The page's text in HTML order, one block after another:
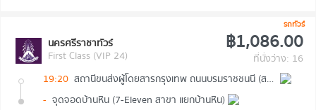
รถทัวร์
นครศรีราชาทัวร์
First Class (VIP 24)
฿1,086.00
ที่นั่งว่าง: 16
19:20
สถานีขนส่งผู้โดยสารกรุงเทพ ถนนบรมราชชนนี (สายใต้ใหม่)
- จุดจอดบ้านหิน (7-Eleven สาขา แยกบ้านหิน)